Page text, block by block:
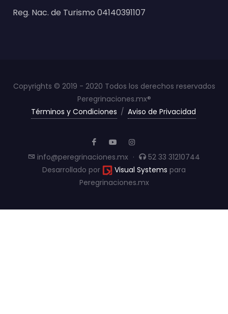
Reg. Nac. de Turismo 04140391107
Copyrights © 2019 - 2020 Todos los derechos reservados
Peregrinaciones.mx®
Términos y Condiciones / Aviso de Privacidad
info@peregrinaciones.mx ·
52 33 31210744
Desarrollado por
Visual Systems para
Peregrinaciones.mx